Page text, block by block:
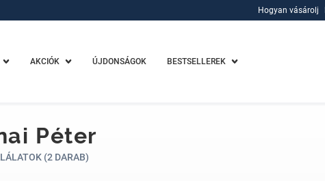
Hogyan vásárolj
AKCIÓK ÚJDONSÁGOK BESTSELLEREK
Péter
(2 DARAB)